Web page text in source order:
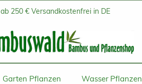
ab 250 € Versandkostenfrei in DE
Garten Pflanzen Wasser Pflanzen